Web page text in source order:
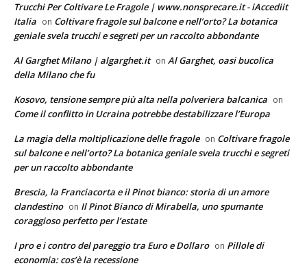
Trucchi Per Coltivare Le Fragole | www.nonsprecare.it - iAccediit
Italia on Coltivare fragole sul balcone e nell’orto? La botanica
geniale svela trucchi e segreti per un raccolto abbondante
Al Garghet Milano | algarghet.it on Al Garghet, oasi bucolica
della Milano che fu
Kosovo, tensione sempre più alta nella polveriera balcanica on
Come il conflitto in Ucraina potrebbe destabilizzare l’Europa
La magia della moltiplicazione delle fragole on Coltivare fragole
sul balcone e nell’orto? La botanica geniale svela trucchi e segreti
per un raccolto abbondante
Brescia, la Franciacorta e il Pinot bianco: storia di un amore
clandestino on Il Pinot Bianco di Mirabella, uno spumante
coraggioso perfetto per l’estate
I pro e i contro del pareggio tra Euro e Dollaro on Pillole di
economia: cos’è la recessione